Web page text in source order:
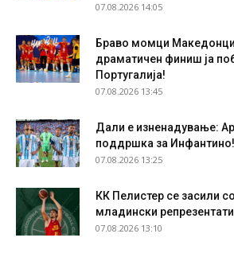
07.08.2026 14:05
Браво момци
драматичен финиш ја
Португалија!
07.08.2026 13:45
Дали е изненадување:
поддршка за Инфантино!
07.08.2026 13:25
КК Пелистер се засили
младински
07.08.2026 13:10